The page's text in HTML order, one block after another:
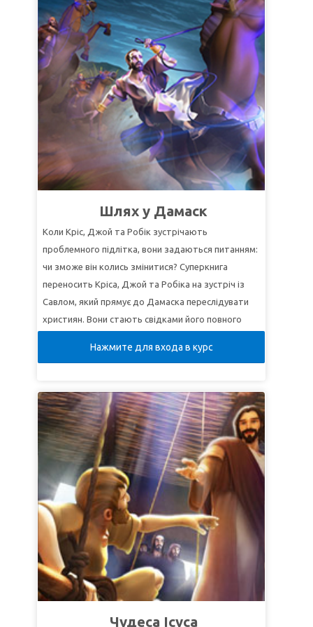
СуперСтих:"Начало мудрости – страх Господень,
и познание Святого – разум"(Притчи 9:10).
УРОК 2: ВСЕ БЛАГОДАРЯ ЕМУ
СуперИстина:Всё существует благодаря Богу.
СуперСтих:"Ибо мы Им живем и движемся и
существуем"(Деяния 17:28).
УРОК 3: ИЩИТЕ И НАХОДИТЕ
СуперИстина:
Творение – свидетельство
существования невидимого Бога.
СуперСтих:"Небеса проповедуют славу Божию, и
о делах рук Его вещает твердь"(Псалом 18:2).
Шлях у Дамаск
Коли Кріс, Джой та Робік зустрічають
проблемного підлітка, вони задаються питанням:
чи зможе він колись змінитися? Суперкнига
переносить Кріса, Джой та Робіка на зустріч із
Савлом, який прямує до Дамаска переслідувати
християн. Вони стають свідками його повного
віруючих, в апостола Павла – одного із
допомогою!
УРОК 1: БОГ ЛЮБИТЬ МЕНЕ
СуперІстина: Хоч би що погане я зробив, Бог може
мене врятувати.
СуперВірш: "Вірним і гідним усякого сприйняття є
слово, що Ісус Христос прийшов у світ, щоб спасти
грішників, серед яких першим є я"(1-е Послання
Тимофію 1:15).
УРОК 2: БОЖЕ СЛОВО ЗМІНЮЄ МЕНЕ
СуперІстина: Що більше я читаю Біблію, то більше
Нажмите для входа в курс
Чудеса Ісуса